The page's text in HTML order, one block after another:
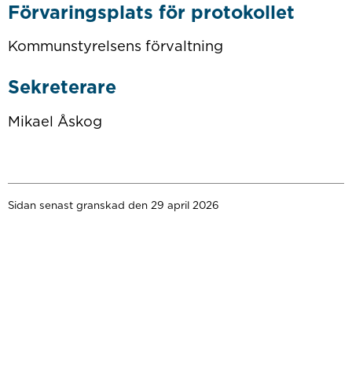
Förvaringsplats för protokollet
Kommunstyrelsens förvaltning
Sekreterare
Mikael Åskog
Sidan senast granskad den 29 april 2026